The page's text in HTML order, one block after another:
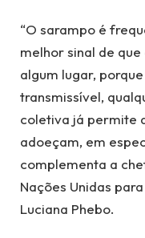
“O sarampo é
melhor sinal de
algum lugar,
transmissível,
coletiva já permite
adoeçam, em
complementa a
Nações Unidas
Luciana Phebo.